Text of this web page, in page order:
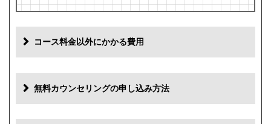
コース料金以外にかかる費用
初診料 0円
無料カウンセリングの申し込み方法